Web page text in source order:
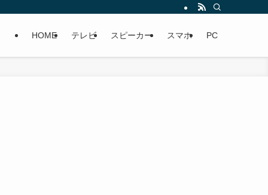
HOME テレビ スピーカー スマホ PC